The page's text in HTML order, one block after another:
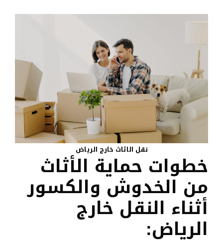
نقل الاثاث خارج الرياض
خطوات حماية الأثاث
من الخدوش والكسور
أثناء النقل خارج
الرياض: